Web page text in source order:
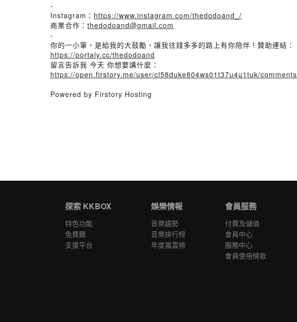
-
Instagram： https://www.instagram.com/thedodoand_/
商業合作： thedodoand@gmail.com
-
你的一小筆，是給我的大鼓勵，讓我往錢多多的路上有你陪伴！贊助連結：
https://portaly.cc/thedodoand
留言告訴我 今天 你想要講什麼：
https://open.firstory.me/user/cl58duke804ws01t37u4u1tuk/comments
Powered by Firstory Hosting
探索 KKBOX
特色功能
免費聽
支援平台
娛樂情報
音樂趨勢
音樂排行榜
年度風雲榜
會員服務
付費及儲值
會員中心
服務中心
會員使用條款